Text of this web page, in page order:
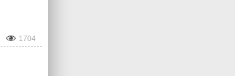
1704